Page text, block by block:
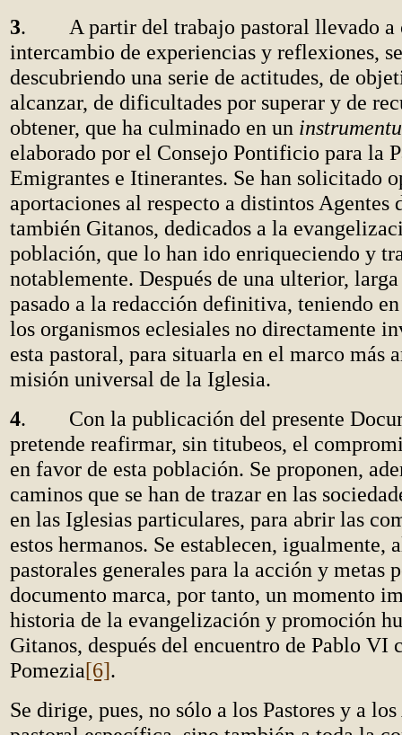
3. A partir del trabajo pastoral llevado a
intercambio de experiencias y reflexiones,
descubriendo una serie de actitudes, de
alcanzar, de dificultades por superar y de
obtener, que ha culminado en un
elaborado por el Consejo Pontificio para la
Emigrantes e Itinerantes. Se han solicitado
aportaciones al respecto a distintos Agentes
también Gitanos, dedicados a la
población, que lo han ido enriqueciendo y
notablemente. Después de una ulterior, larga
pasado a la redacción definitiva, teniendo
los organismos eclesiales no directamente
esta pastoral, para situarla en el marco más
misión universal de la Iglesia.
4. Con la publicación del presente
pretende reafirmar, sin titubeos, el
en favor de esta población. Se proponen,
caminos que se han de trazar en las
en las Iglesias particulares, para abrir las
estos hermanos. Se establecen, igualmente,
pastorales generales para la acción y metas
documento marca, por tanto, un momento
historia de la evangelización y promoción
Gitanos, después del encuentro de Pablo VI
Pomezia[6].
Se dirige, pues, no sólo a los Pastores y a